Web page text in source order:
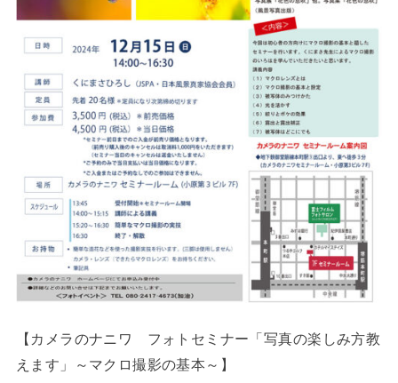
【カメラのナニワ フォトセミナー「写真の楽しみ方教
えます」～マクロ撮影の基本～】